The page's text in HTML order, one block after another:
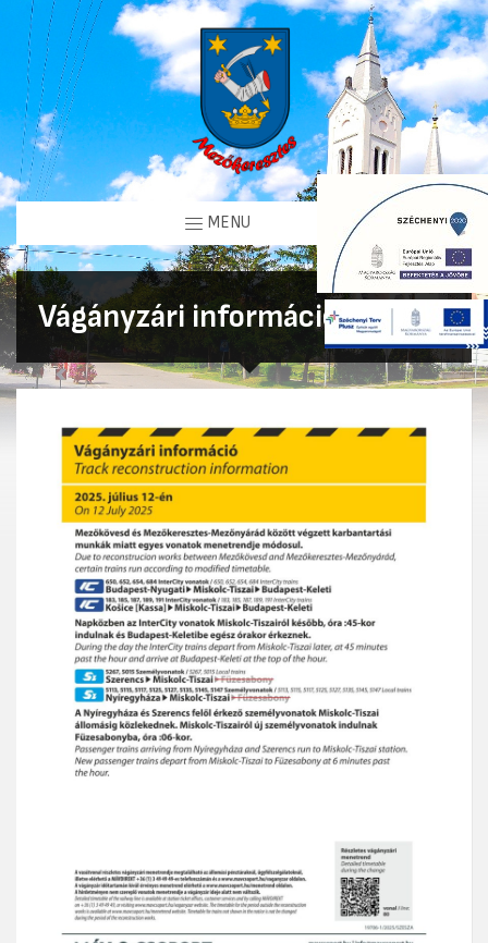
MENU
Vágányzári információk